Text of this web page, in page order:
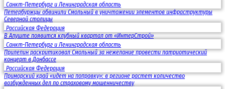
Санкт-Петербург и Ленинградская область
Петербуржцы обвинили Смольный в уничтожении элементов инфраструктуры
Северной столицы
Российская Федерация
В Алуште появится клубный квартал от «ИнтерСтрой»
Санкт-Петербург и Ленинградская область
Прилепин раскритиковал Смольный за нежелание провести патриотический
концерт в Донбассе
Российская Федерация
Приморский край «идет на поправку»: в регионе растет количество
возбужденных дел по страховому мошенничеству